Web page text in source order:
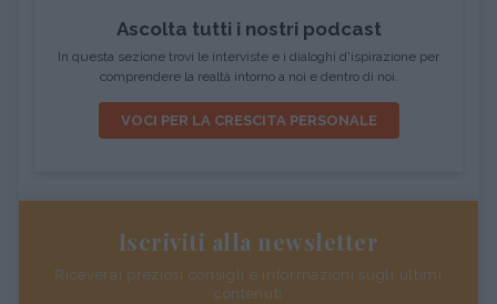
Ascolta tutti i nostri podcast
In questa sezione trovi le interviste e i dialoghi d'ispirazione per
comprendere la realtà intorno a noi e dentro di noi.
VOCI PER LA CRESCITA PERSONALE
Iscriviti alla newsletter
Riceverai preziosi consigli e informazioni sugli ultimi
contenuti